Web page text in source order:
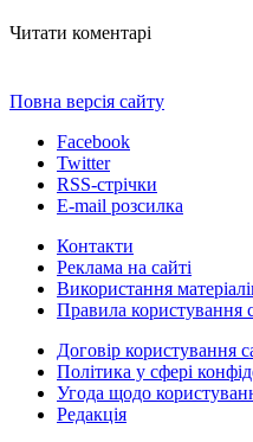
Читати коментарі
Повна версія сайту
Facebook
Twitter
RSS-стрічки
E-mail розсилка
Контакти
Реклама на сайті
Використання
Правила користування
Договір користування
Політика у сфері
Угода щодо
Редакція